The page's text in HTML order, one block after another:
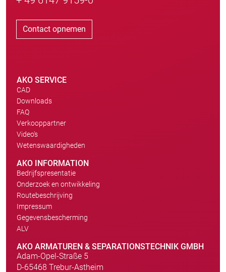
Contact opnemen
AKO SERVICE
CAD
Downloads
FAQ
Verkooppartner
Video's
Wetenswaardigheden
AKO INFORMATION
Bedrijfspresentatie
Onderzoek en ontwikkeling
Routebeschrijving
Impressum
Gegevensbescherming
ALV
AKO ARMATUREN & SEPARATIONSTECHNIK GMBH
Adam-Opel-Straße 5
D-65468 Trebur-Astheim